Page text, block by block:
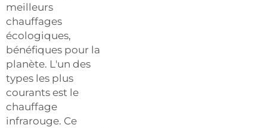
meilleurs
chauffages
écologiques,
bénéfiques pour la
planète. L'un des
types les plus
courants est le
chauffage
infrarouge. Ce